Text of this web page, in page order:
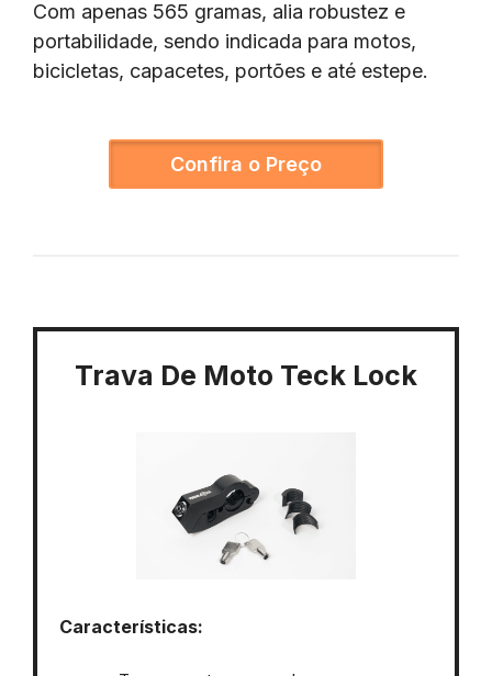
Com apenas 565 gramas, alia robustez e
portabilidade, sendo indicada para motos,
bicicletas, capacetes, portões e até estepe.
Confira o Preço
Trava De Moto Teck Lock
Características: